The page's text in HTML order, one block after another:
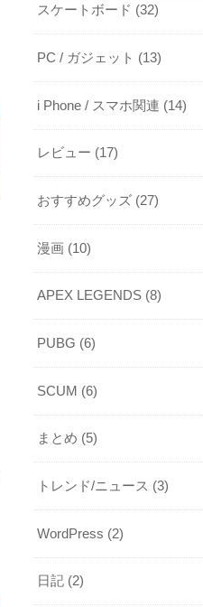
スケートボード (32)
PC / ガジェット (13)
i Phone / スマホ関連 (14)
レビュー (17)
おすすめグッズ (27)
漫画 (10)
APEX LEGENDS (8)
PUBG (6)
SCUM (6)
まとめ (5)
トレンド/ニュース (3)
WordPress (2)
日記 (2)